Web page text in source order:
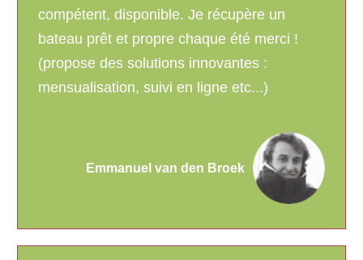
compétent, disponible. Je récupère un
bateau prêt et propre chaque été merci !
(propose des solutions innovantes :
mensualisation, suivi en ligne etc...)
Emmanuel van den Broek